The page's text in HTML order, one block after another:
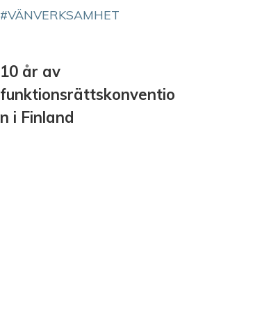
VÄNVERKSAMHET
10 år av
funktionsrättskonventio
n i Finland